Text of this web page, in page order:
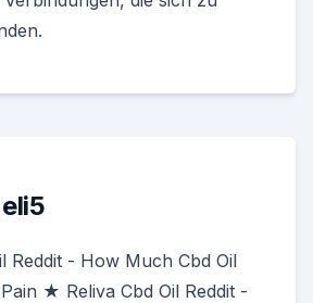
Reddit - How Much Cbd Oil
★ Reliva Cbd Oil Reddit -